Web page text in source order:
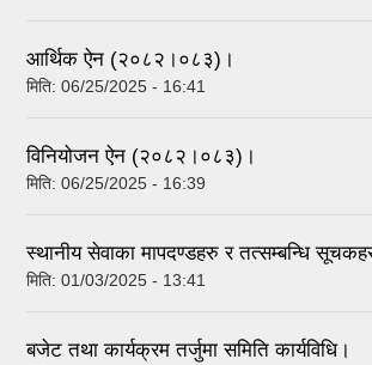
आर्थिक ऐन (२०८२।०८३)।
मिति: 06/25/2025 - 16:41
विनियोजन ऐन (२०८२।०८३)।
मिति: 06/25/2025 - 16:39
स्थानीय सेवाका मापदण्डहरु र तत्सम्बन्धि
मिति: 01/03/2025 - 13:41
बजेट तथा कार्यक्रम तर्जुमा समिति कार्यविधि।